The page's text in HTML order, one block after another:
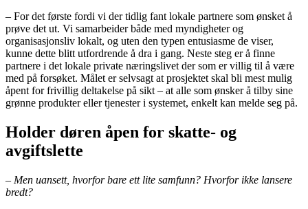
– For det første fordi vi der tidlig fant lokale partnere som ønsket å
prøve det ut. Vi samarbeider både med myndigheter og
organisasjonsliv lokalt, og uten den typen entusiasme de viser,
kunne dette blitt utfordrende å dra i gang. Neste steg er å finne
partnere i det lokale private næringslivet der som er villig til å være
med på forsøket. Målet er selvsagt at prosjektet skal bli mest mulig
åpent for frivillig deltakelse på sikt – at alle som ønsker å tilby sine
grønne produkter eller tjenester i systemet, enkelt kan melde seg på.
Holder døren åpen for skatte- og
avgiftslette
– Men uansett, hvorfor bare ett lite samfunn? Hvorfor ikke lansere
bredt?